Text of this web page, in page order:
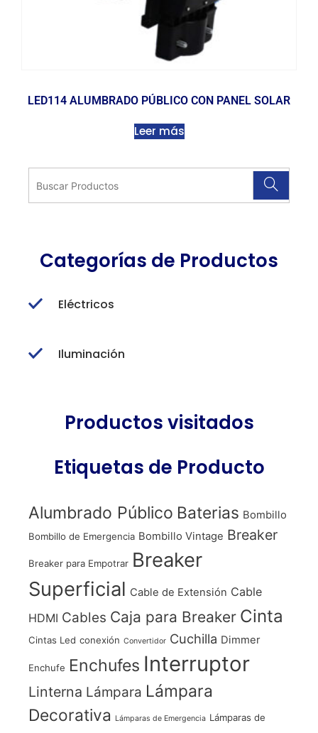
LED114 ALUMBRADO PÚBLICO CON PANEL SOLAR
Leer más
Categorías de Productos
Eléctricos
Iluminación
Productos visitados
Etiquetas de Producto
Alumbrado Público Baterias Bombillo
Bombillo de Emergencia Bombillo Vintage Breaker
Breaker para Empotrar Breaker
Superficial Cable de Extensión Cable
HDMI Cables Caja para Breaker Cinta
Cintas Led conexión Convertidor Cuchilla Dimmer
Enchufe Enchufes Interruptor
Linterna Lámpara Lámpara
Decorativa
Lámparas de Emergencia Lámparas de